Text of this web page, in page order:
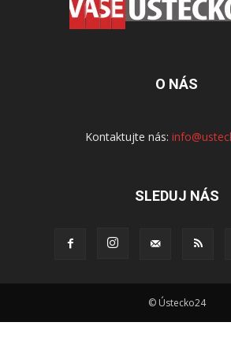
O NÁS
Kontaktujte nás:
SLEDUJ NÁS
© Ústecko24